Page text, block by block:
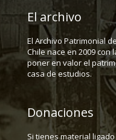
El archivo
El Archivo Patrimonial
Chile nace en 2009
poner en valor el
casa de estudios.
Donaciones
Si tienes material